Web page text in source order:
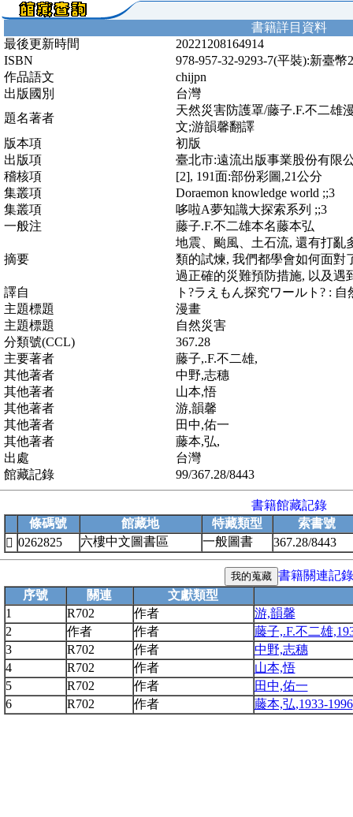
書籍詳目資料
最後更新時間
20221208164914
ISBN
978-957-32-9293-7(平裝):新臺幣
作品語文
chijpn
出版國別
台灣
題名著者
天然災害防護罩/藤子.F.不二雄
文;游韻馨翻譯
版本項
初版
出版項
臺北市:遠流出版事業股份有限
稽核項
[2], 191面:部份彩圖,21公分
集叢項
Doraemon knowledge world ;;3
集叢項
哆啦A夢知識大探索系列 ;;3
一般注
藤子.F.不二雄本名藤本弘
摘要
地震、颱風、土石流, 還有打亂
類的試煉, 我們都學會如何面對
過正確的災難預防措施, 以及遇
譯自
ト?ラえもん探究ワールト? :
主題標題
漫畫
主題標題
自然災害
分類號(CCL)
367.28
主要著者
藤子,.F.不二雄,
其他著者
中野,志穗
其他著者
山本,悟
其他著者
游,韻馨
其他著者
田中,佑一
其他著者
藤本,弘,
出處
台灣
館藏記錄
99/367.28/8443
書籍館藏記錄
條碼號
館藏地 特藏類型
索書號
 0262825 六樓中文圖書區 一般圖書 367.28/8443
書籍關連記錄
序號
關連
文獻類型
1
R702 作者
游,韻馨
2
作者 作者
藤子,.F.不二雄
3
R702 作者
中野,志穗
4
R702 作者
山本,悟
5
R702 作者
田中,佑一
6
R702 作者 藤本,弘,1933-1996